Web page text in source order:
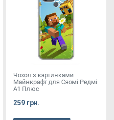
Чохол з картинками
Майнкрафт для Сяомі Редмі
А1 Плюс
259 грн.